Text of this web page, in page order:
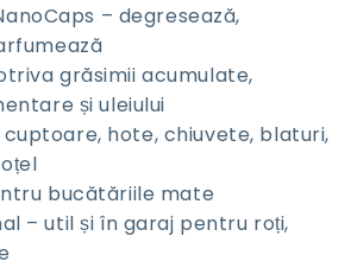
– degresează,
grăsimii acumulate,
și uleiului
hote, chiuvete, blaturi,
bucătăriile mate
– util și în garaj pentru roți,